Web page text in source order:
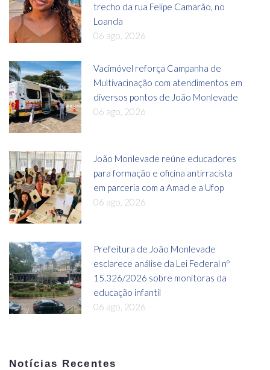
trecho da rua Felipe Camarão, no
Loanda
06 ago, 2026
Vacimóvel reforça Campanha de
Multivacinação com atendimentos em
diversos pontos de João Monlevade
06 ago, 2026
João Monlevade reúne educadores
para formação e oficina antirracista
em parceria com a Amad e a Ufop
06 ago, 2026
Prefeitura de João Monlevade
esclarece análise da Lei Federal nº
15.326/2026 sobre monitoras da
educação infantil
06 ago, 2026
Notícias Recentes